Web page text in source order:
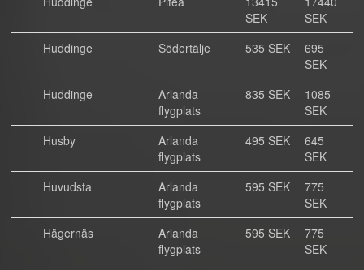
SEK
SEK
Huddinge
Södertälje 535 SEK
695
SEK
Huddinge
Arlanda
flygplats
835 SEK
1085
SEK
Husby
Arlanda
flygplats
495 SEK
645
SEK
Huvudsta
Arlanda
flygplats
595 SEK
775
SEK
Hägernäs
Arlanda
flygplats
595 SEK
775
SEK